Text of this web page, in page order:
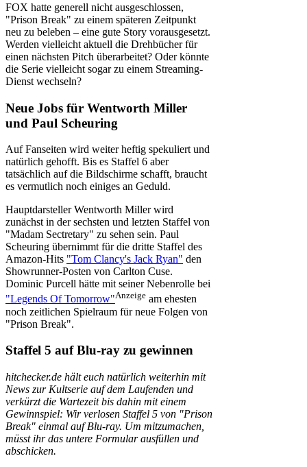
FOX hatte generell nicht ausgeschlossen,
"Prison Break" zu einem späteren Zeitpunkt
neu zu beleben – eine gute Story vorausgesetzt.
Werden vielleicht aktuell die Drehbücher für
einen nächsten Pitch überarbeitet? Oder könnte
die Serie vielleicht sogar zu einem Streaming-
Dienst wechseln?
Neue Jobs für Wentworth Miller
und Paul Scheuring
Auf Fanseiten wird weiter heftig spekuliert und
natürlich gehofft. Bis es Staffel 6 aber
tatsächlich auf die Bildschirme schafft, braucht
es vermutlich noch einiges an Geduld.
Hauptdarsteller Wentworth Miller wird
zunächst in der sechsten und letzten Staffel von
"Madam Sectretary" zu sehen sein. Paul
Scheuring übernimmt für die dritte Staffel des
Amazon-Hits "Tom Clancy's Jack Ryan" den
Showrunner-Posten von Carlton Cuse.
Dominic Purcell hätte mit seiner Nebenrolle bei
"Legends Of Tomorrow"Anzeige am ehesten
noch zeitlichen Spielraum für neue Folgen von
"Prison Break".
Staffel 5 auf Blu-ray zu gewinnen
hitchecker.de hält euch natürlich weiterhin mit
News zur Kultserie auf dem Laufenden und
verkürzt die Wartezeit bis dahin mit einem
Gewinnspiel: Wir verlosen Staffel 5 von "Prison
Break" einmal auf Blu-ray. Um mitzumachen,
müsst ihr das untere Formular ausfüllen und
abschicken.